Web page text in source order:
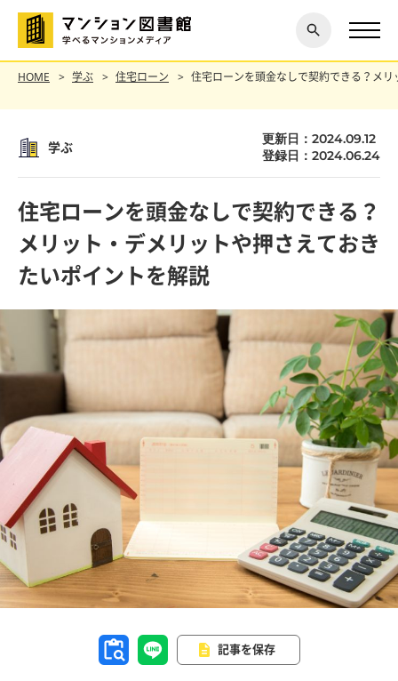
探す
閉じ
る
HOME 学ぶ 住宅ローン 住宅ローンを頭金なしで契約できる？メ
学ぶ
更新日：2024.09.12
登録日：2024.06.24
住宅ローンを頭金なしで契約できる？
メリット・デメリットや押さえておき
たいポイントを解説
記事を保存